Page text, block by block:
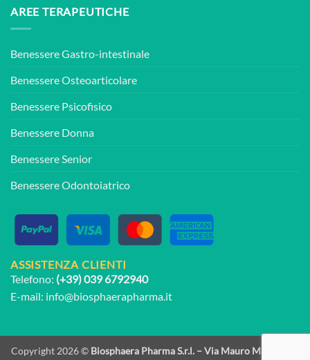
AREE TERAPEUTICHE
Benessere Gastro-intestinale
Benessere Osteoarticolare
Benessere Psicofisico
Benessere Donna
Benessere Senior
Benessere Odontoiatrico
ASSISTENZA CLIENTI
Telefono: (+39) 039 6792940
E-mail: info@biosphaerapharma.it
Copyright 2026 © Biosphaera Pharma S.r.l. – Via Mauro Macchi, 8 -